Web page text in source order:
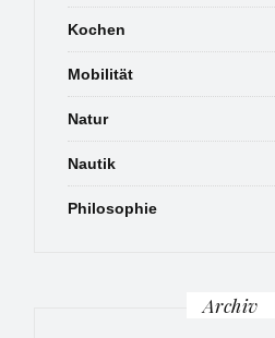
Kochen
Mobilität
Natur
Nautik
Philosophie
Archiv